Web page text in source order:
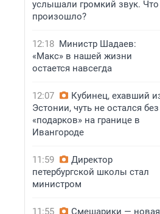
услышали громкий звук. Что
произошло?
12:18 Министр Шадаев:
«Макс» в нашей жизни
остается навсегда
12:07
Кубинец, ехавший
Эстонии, чуть не остался без
«подарков» на границе в
Ивангороде
11:59
Директор
петербургской школы стал
министром
11:55
Смешарики — новая